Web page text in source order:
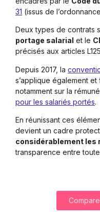
31 (issus de
Deux types de contrats
portage salarial et le
précisés aux articles
Depuis 2017, la
s’applique également
notamment sur la
pour les salariés portés.
En réunissant ces
devient un cadre
considérablement les
transparence entre